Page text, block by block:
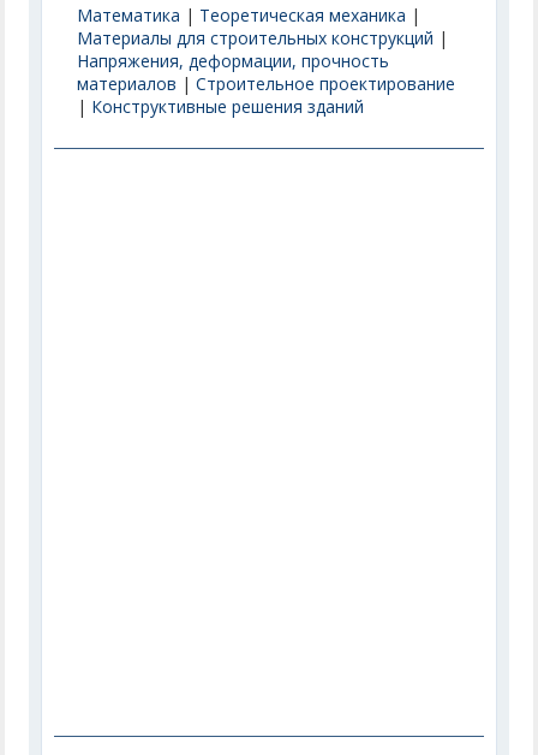
Математика | Теоретическая механика |
Материалы для строительных конструкций |
Напряжения, деформации, прочность
материалов |Строительное проектирование
| Конструктивные решения зданий